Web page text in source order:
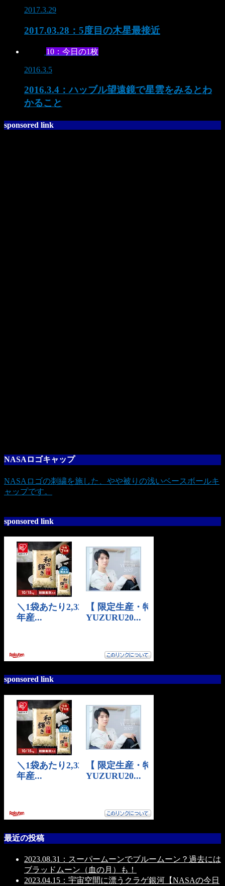
2017.3.29
2017.03.28：5度目の木星最接近
10：今日の1枚
2016.3.5
2016.3.4：ハッブル望遠鏡で星雲をみるとわ
かること
sponsored link
NASAロゴキャップ
NASAロゴの刺繍を施した、やや被りの浅いベースボールキ
ャップです。
sponsored link
sponsored link
最近の投稿
2023.08.31：スーパームーンでブルームーン？過去には
ブラッドムーン（血の月）も！
2023.04.15：宇宙空間に漂うクラゲ銀河【NASAの今日